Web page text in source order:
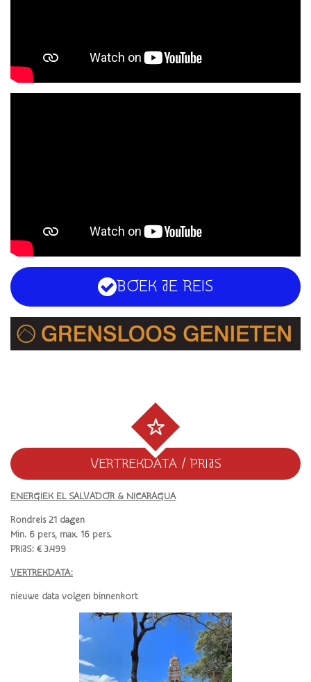
BOEK JE REIS
VERTREKDATA / PRIJS
ENERGIEK EL SALVADOR & NICARAGUA
Rondreis 21 dagen
Min. 6 pers, max. 16 pers.
PRIJS: € 3.499
VERTREKDATA:
nieuwe data volgen binnenkort